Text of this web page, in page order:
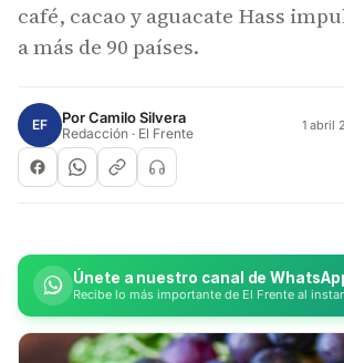
café, cacao y aguacate Hass
a más de 90 países.
EF PorCamilo Silvera
Redacción · El Frente 1 abril
Únete a nuestro canal de
Recibe lo más importante de El Frente al